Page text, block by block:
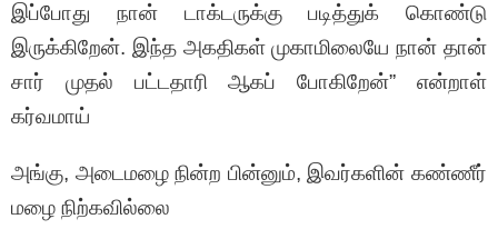
இப்போது நான் டாக்டருக்கு படித்துக் கொண்டு
இருக்கிறேன். இந்த அகதிகள் முகாமிலையே நான் தான்
சார் முதல் பட்டதாரி ஆகப் போகிறேன்” என்றாள்
கர்வமாய்
அங்கு, அடைமழை நின்ற பின்னும், இவர்களின் கண்ணீர்
மழை நிற்கவில்லை